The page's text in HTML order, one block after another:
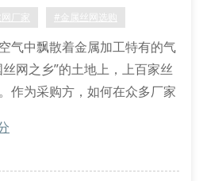
数选择不当导致原料浪费。丝
厂家 #金属丝网选购
气中飘散着金属加工特有的气
网之乡”的土地上，上百家丝
作为采购方，如何在众多厂家
专业建议。